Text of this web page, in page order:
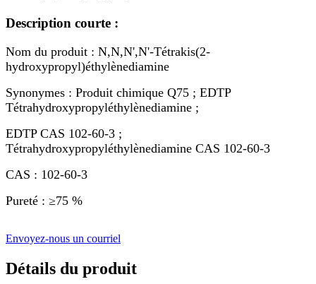
Description courte :
Nom du produit : N,N,N',N'-Tétrakis(2-
hydroxypropyl)éthylènediamine
Synonymes : Produit chimique Q75 ; EDTP
Tétrahydroxypropyléthylènediamine ;
EDTP CAS 102-60-3 ;
Tétrahydroxypropyléthylènediamine CAS 102-60-3
CAS : 102-60-3
Pureté : ≥75 %
Envoyez-nous un courriel
Détails du produit